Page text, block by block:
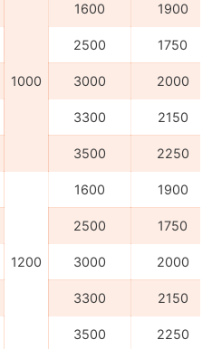
1000
1600 1900
2500 1750
3000 2000
3300 2150
3500 2250
1200
1600 1900
2500 1750
3000 2000
3300 2150
3500 2250